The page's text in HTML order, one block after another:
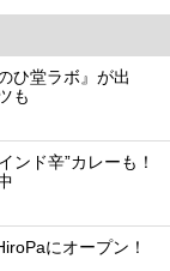
ひ堂ラボ』が出
も
ンド辛”カレーも！
にオープン！